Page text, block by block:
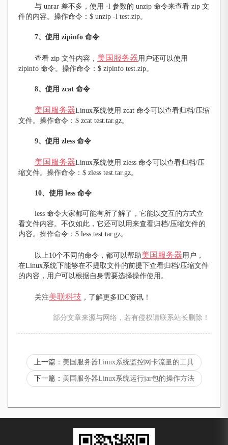
与 unrar 差不多，使用 -l 参数的 unzip 命令来查看 zip 文
件的内容。操作命令：$ unzip -l test.zip。
7、使用 zipinfo 命令
查看 zip 文件内容， 美国服务器 用户还可以使用
zipinfo 命令。操作命令：$ zipinfo test.zip。
8、使用 zcat 命令
美国服务器Linux系统使用 zcat 命令可以查看归档/压缩
文件。操作命令：$ zcat test.tar.gz。
9、使用 zless 命令
美国服务器Linux系统使用 zless 命令可以查看归档/压
缩文件。操作命令：$ zless test.tar.gz。
10、使用 less 命令
less 命令大家都可能有所了解了，它能以交互的方式查
看文件内容。不仅如此，它还可以用来查看归档/压缩文件的
内容。操作命令：$ less test.tar.gz。
以上10个不同的命令，都可以帮助美国服务器 用户，
在Linux系统下能够在不提取文件的前提下查看归档/压缩文件
的内容，用户可以根据自身需要选择操作使用。
关注美联科技 ，了解更多IDC资讯！
部分文章来源与网络，若有侵权请联系站长删除！
上一篇： 美国服务器Linux系统监控网卡流量的工具
下一篇： 美国服务器Linux系统运行jar包的操作方法